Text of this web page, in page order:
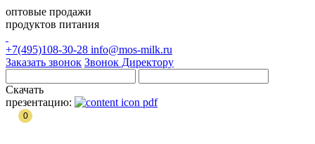
оптовые продажи
продуктов питания
+7(495)108-30-28 info@mos-milk.ru
Заказать звонок Звонок Директору
Скачать
презентацию:
0